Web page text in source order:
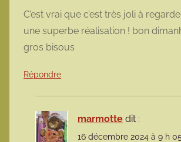
C’est vrai que c’est très joli à
une superbe réalisation ! bon
gros bisous
Répondre
marmotte dit :
16 décembre 2024 à 9 h